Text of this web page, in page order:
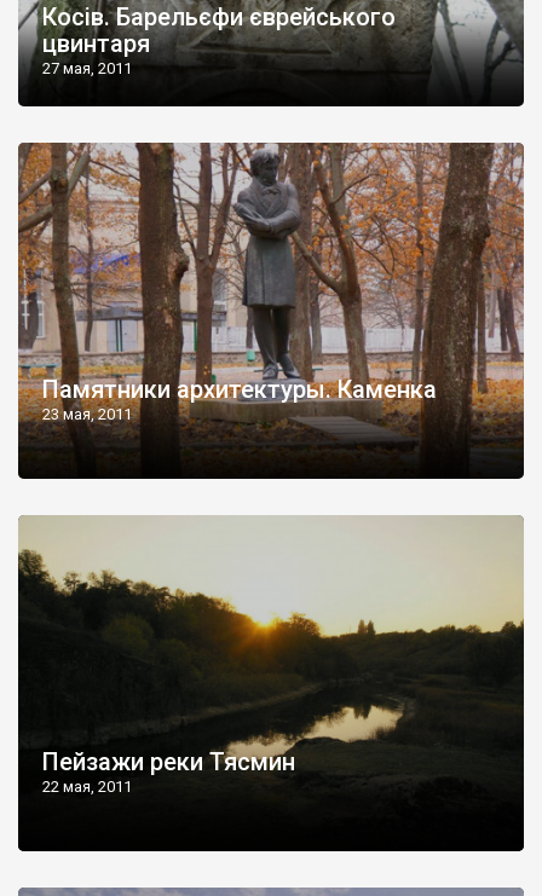
Косів. Барельєфи єврейського
цвинтаря
27 мая, 2011
Памятники архитектуры. Каменка
23 мая, 2011
Пейзажи реки Тясмин
22 мая, 2011